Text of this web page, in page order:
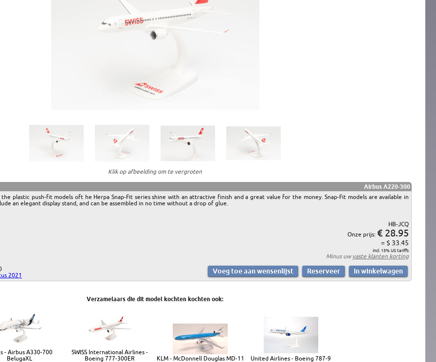
Klik op afbeelding om te vergroten
Airbus A220-300
plastic push-fit models oft he Herpa Snap-Fit series shine with an attractive finish and a great value for the money. Snap-Fit models are available in
an elegant display stand, and can be assembled in no time without a drop of glue.
2021
HB-JCQ
Onze prijs: € 28.95
= $ 33.45
incl. 15% US tariffs
Minus uwvaste klanten korting
Verzamelaars die dit model kochten kochten ook:
- Airbus A330-700
BelugaXL
SWISS International Airlines -
Boeing 777-300ER
KLM - McDonnell Douglas MD-11 United Airlines - Boeing 787-9